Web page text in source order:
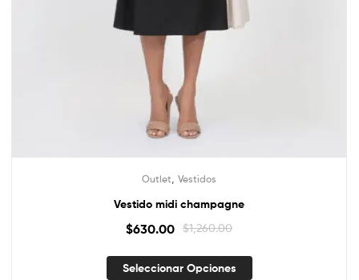
Outlet, Vestidos
Vestido midi champagne
$1,260.00
$630.00
Seleccionar Opciones